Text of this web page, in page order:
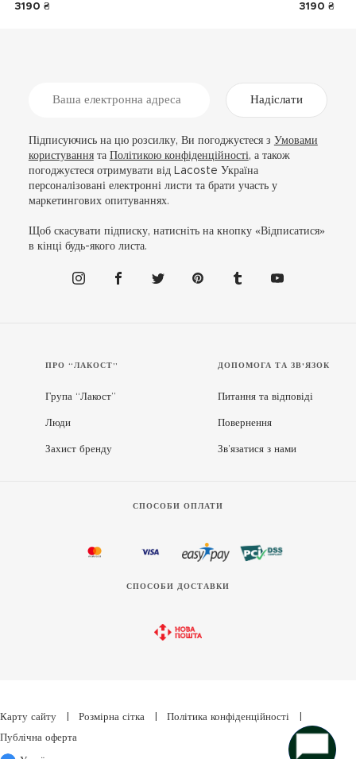
3190 ₴ 3190 ₴
Надіслати
Підписуючись на цю розсилку, Ви погоджуєтеся з Умовами
користуваннята Політикою конфіденційності, а також
погоджуєтеся отримувати від Lacoste Україна
персоналізовані електронні листи та брати участь у
маркетингових опитуваннях.
Щоб скасувати підписку, натисніть на кнопку «Відписатися»
в кінці будь-якого листа.
ПРО “ЛАКОСТ”
Група “Лакост”
Люди
Захист бренду
ДОПОМОГА ТА ЗВ'ЯЗОК
Питання та відповіді
Повернення
Зв’язатися з нами
СПОСОБИ ОПЛАТИ
СПОСОБИ ДОСТАВКИ
Карту сайту Розмірна сітка Політика конфіденційності
Публічна оферта